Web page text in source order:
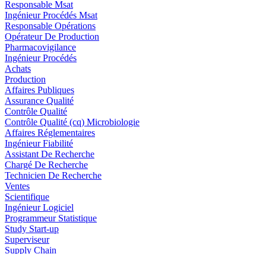
Responsable Msat
Ingénieur Procédés Msat
Responsable Opérations
Opérateur De Production
Pharmacovigilance
Ingénieur Procédés
Achats
Production
Affaires Publiques
Assurance Qualité
Contrôle Qualité
Contrôle Qualité (cq) Microbiologie
Affaires Réglementaires
Ingénieur Fiabilité
Assistant De Recherche
Chargé De Recherche
Technicien De Recherche
Ventes
Scientifique
Ingénieur Logiciel
Programmeur Statistique
Study Start-up
Superviseur
Supply Chain